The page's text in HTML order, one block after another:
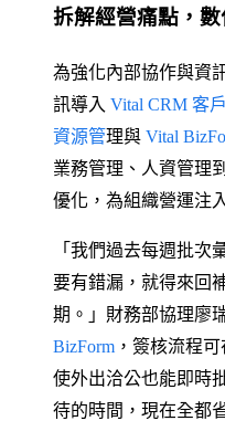
拆解經營痛點，
為強化內部協作與資
訊導入 Vital CRM 客
資源管理與 Vital
業務管理、人資管理
優化，為組織營運注
「我們過去每週批次
要有錯漏，就得來回
期。」財務部協理廖
BizForm ，簽核流程
使外出洽公也能即時
待的時間，現在全都